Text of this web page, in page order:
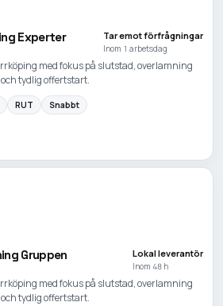
Experter Tar emot förfrågningar
Inom 1 arbetsdag
med fokus på slutstad, overlamning
tydlig offertstart.
RUT Snabbt
Gruppen Lokal leverantör
Inom 48 h
med fokus på slutstad, overlamning
tydlig offertstart.